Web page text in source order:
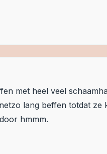
met heel veel
lang beffen totdat ze
hmmm.